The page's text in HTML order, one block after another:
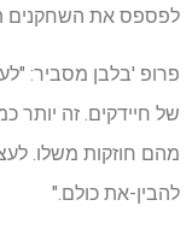
לפספס את השחקנים
פרופ 'בלבן מסביר:
של חיידקים. זה יותר
מהם חוזקות משלו.
להבין-את כולם."